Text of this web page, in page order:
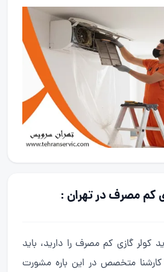
کم مصرف در تهران :
گازی کم مصرف را دارید، باید
متخصص در این باره مشورت